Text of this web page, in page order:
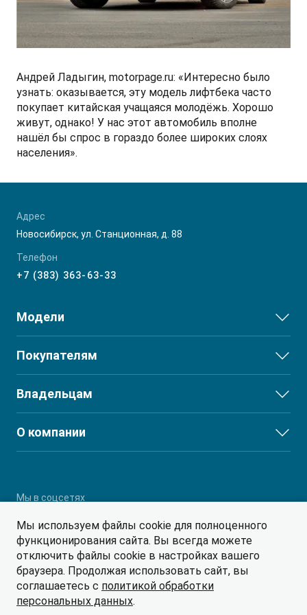
JS6 Кроссовер
J7 Лифтбек
от 1 749 000 ₽*
T9 Пикап
ФИНАНСЫ И УСЛУГИ
Кредитование
Лизинг
Кредитный калькулятор
ПОДДЕРЖКА
Помощь на дорогах
Дополнительные программы помощи на дорогах
Регламент ТО
Руководство по обслуживанию и гарантия
Руководства по эксплуатации
СМИ о нас
Контакты
Правовая информация
Партнеры
Андрей Ладыгин, motorpage.ru: «Интересно было
узнать: оказывается, эту модель лифтбека часто
покупает китайская учащаяся молодёжь. Хорошо
живут, однако! У нас этот автомобиль вполне
нашёл бы спрос в гораздо более широких слоях
населения».
Адрес
Новосибирск, ул. Станционная, д. 88
Телефон
+7 (383) 363-63-33
Модели
JS3
JS6
J7
RF8
Покупателям
Выбор и покупка
Финансы и услуги
Владельцам
Сервис
Поддержка
О компании
Партнеры
Мы в соцсетях
© 2026
Политика обработки персональных данных
Мы используем файлы cookie для полноценного
функционирования сайта. Вы всегда можете
отключить файлы cookie в настройках вашего
браузера. Продолжая использовать сайт, вы
соглашаетесь с политикой обработки
персональных данных.